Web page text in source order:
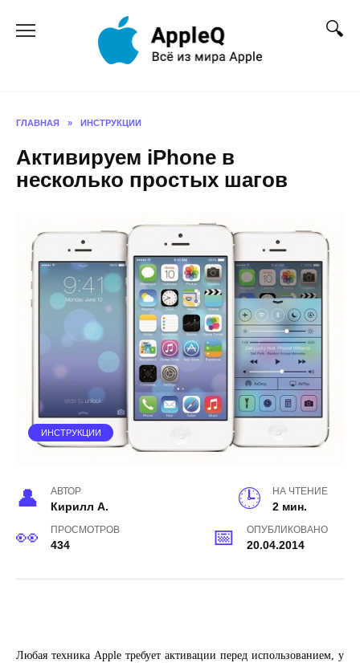
ГЛАВНАЯ » ИНСТРУКЦИИ
Активируем iPhone в
несколько простых шагов
ИНСТРУКЦИИ
АВТОР
Кирилл А.
НА ЧТЕНИЕ
2 мин.
ПРОСМОТРОВ
434
ОПУБЛИКОВАНО
20.04.2014
Любая техника Apple требует активации перед использованием, у